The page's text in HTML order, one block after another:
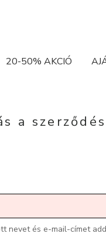
20-50% AKCIÓ
a
nevet és e-mail-címet